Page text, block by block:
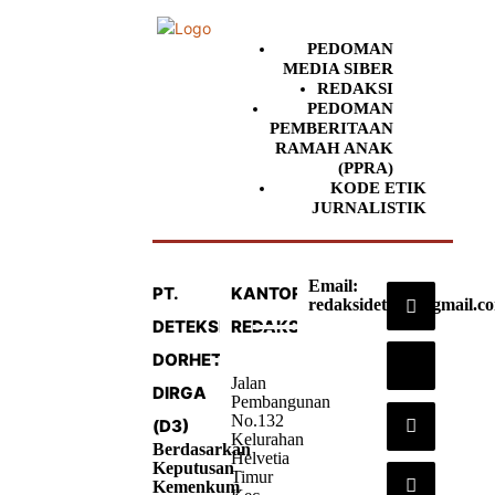
PEDOMAN
MEDIA SIBER
REDAKSI
PEDOMAN
PEMBERITAAN
RAMAH ANAK
(PPRA)
KODE ETIK
JURNALISTIK
PT.
DETEKSI
DORHETA
DIRGA
(D3)
Berdasarkan
Keputusan
Kemenkum
KANTOR
REDAKSI
Jalan
Pembangunan
No.132
Kelurahan
Helvetia
Timur
Email: